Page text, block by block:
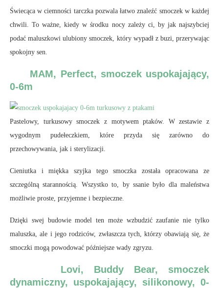
Świecąca w ciemności tarczka pozwala łatwo znaleźć smoczek w każdej
chwili. To ważne, kiedy w środku nocy zależy ci, by jak najszybciej
podać maluszkowi ulubiony smoczek, który wypadł z buzi, przerywając
spokojny sen.
MAM, Perfect, smoczek uspokajający,
0-6m
Pastelowy, turkusowy smoczek z motywem ptaków. W zestawie z
wygodnym pudełeczkiem, które przyda się zarówno do
przechowywania, jak i sterylizacji.
Cieniutka i miękka szyjka tego smoczka została opracowana ze
szczególną starannością. Wszystko to, by ssanie było dla maleństwa
możliwie proste, przyjemne i bezpieczne.
Dzięki swej budowie model ten może wzbudzić zaufanie nie tylko
maluszka, ale i jego rodziców, zwłaszcza tych, którzy obawiają się, że
smoczki mogą powodować późniejsze wady zgryzu.
Lovi, Buddy Bear, smoczek
dynamiczny, uspokajający, silikonowy, 0-